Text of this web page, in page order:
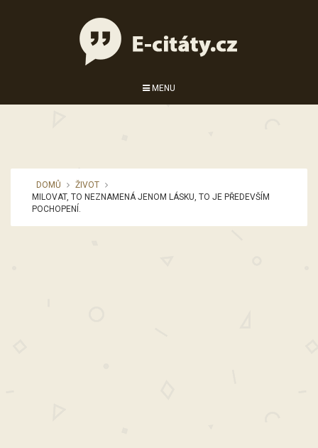
MENU
DOMŮ
ŽIVOT
MILOVAT, TO NEZNAMENÁ JENOM LÁSKU, TO JE PŘEDEVŠÍM
POCHOPENÍ.